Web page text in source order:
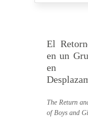
El
en un
en
The Return
of Boys and